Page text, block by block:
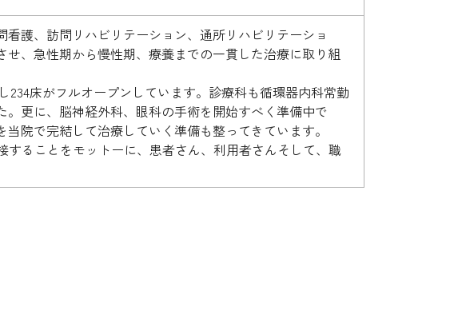
護、訪問リハビリテーション、通所リハビリテーショ
、急性期から慢性期、療養までの一貫した治療に取り組
234床がフルオープンしています。診療科も循環器内科常勤
更に、脳神経外科、眼科の手術を開始すべく準備中で
院で完結して治療していく準備も整ってきています。
することをモットーに、患者さん、利用者さんそして、職